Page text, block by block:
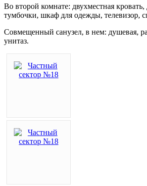
Во второй комнате: двухместная
тумбочки, шкаф для одежды, телевизор,
Совмещенный санузел, в нем: душевая,
унитаз.